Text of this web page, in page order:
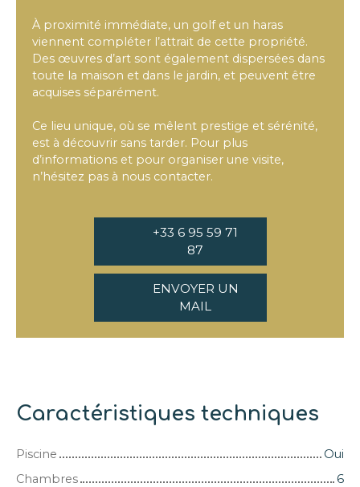
À proximité immédiate, un golf et un haras
viennent compléter l’attrait de cette propriété.
Des œuvres d’art sont également dispersées dans
toute la maison et dans le jardin, et peuvent être
acquises séparément.
Ce lieu unique, où se mêlent prestige et sérénité,
est à découvrir sans tarder. Pour plus
d’informations et pour organiser une visite,
n’hésitez pas à nous contacter.
+33 6 95 59 71
87
ENVOYER UN
MAIL
Caractéristiques techniques
Piscine
Oui
Chambres
6